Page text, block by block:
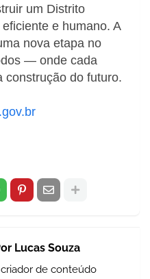
um Distrito
e humano. A
nova etapa no
— onde cada
construção do futuro.
Lucas Souza
de conteúdo